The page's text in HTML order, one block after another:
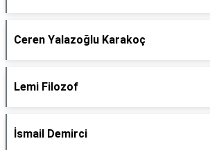
Ceren Yalazoğlu Karakoç
Lemi Filozof
İsmail Demirci